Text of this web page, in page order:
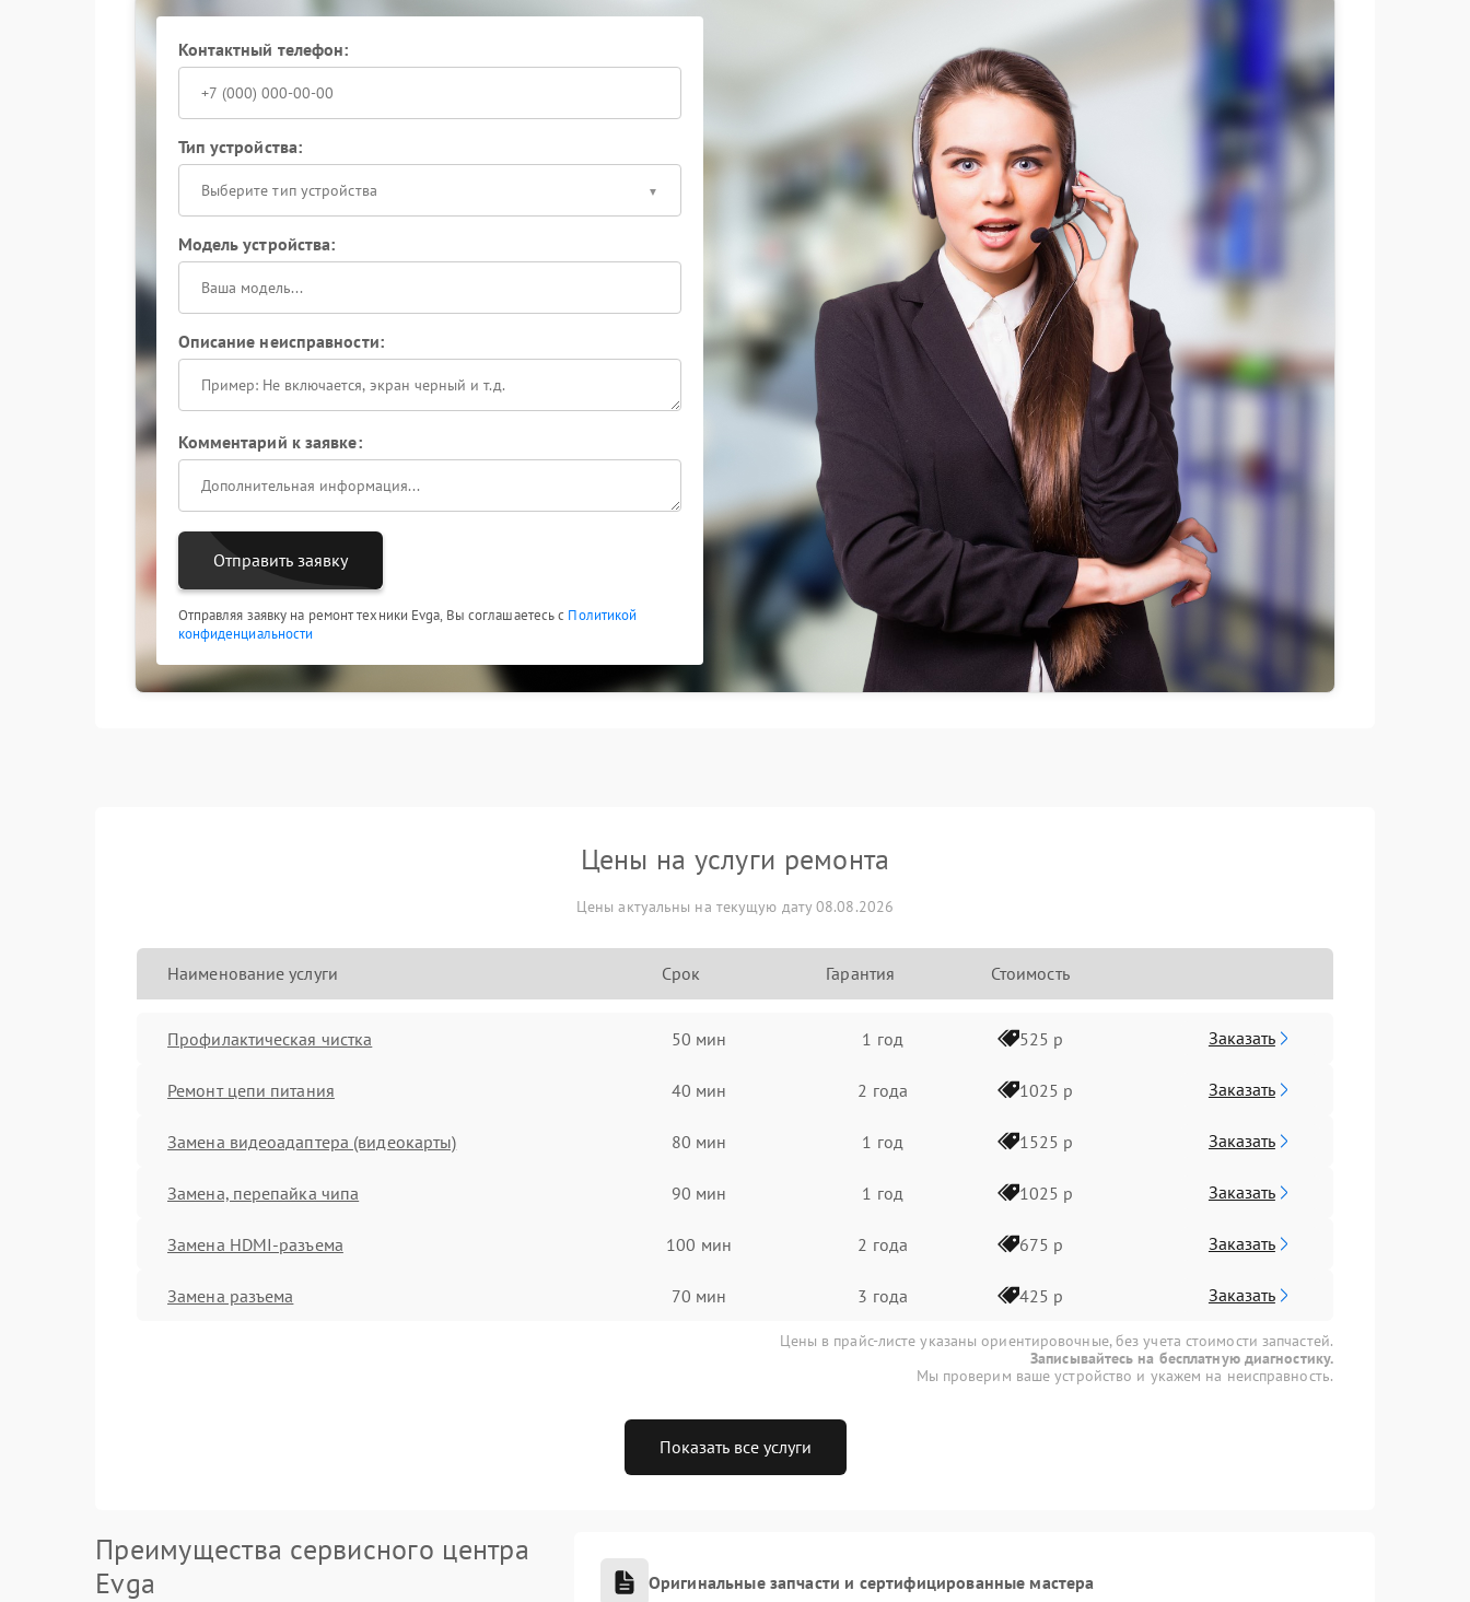
Контактный телефон:
Тип устройства:
Выберите тип устройства
Модель устройства:
Описание неисправности:
Комментарий к заявке:
Отправить заявку
Отправляя заявку на ремонт техники Evga, Вы соглашаетесь с Политикой
конфиденциальности
Цены на услуги ремонта
Цены актуальны на текущую дату 08.08.2026
Наименование услуги Срок Гарантия Стоимость
Профилактическая чистка 50 мин 1 год 525 р Заказать
Ремонт цепи питания 40 мин 2 года 1025 р Заказать
Замена видеоадаптера (видеокарты) 80 мин 1 год 1525 р Заказать
Замена, перепайка чипа 90 мин 1 год 1025 р Заказать
Замена HDMI-разъема 100 мин 2 года 675 р Заказать
Замена разъема 70 мин 3 года 425 р Заказать
Цены в прайс-листе указаны ориентировочные, без учета стоимости запчастей.
Записывайтесь на бесплатную диагностику.
Мы проверим ваше устройство и укажем на неисправность.
Показать все услуги
Преимущества сервисного центра
Evga
Оригинальные запчасти и сертифицированные мастера